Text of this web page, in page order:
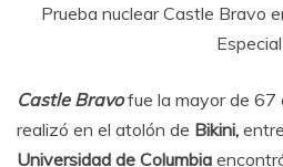
Prueba nuclear Castle Bravo
Especial
Castle Bravofue la mayor de 67
realizó en el atolón de Bikini,
Universidad de Columbia